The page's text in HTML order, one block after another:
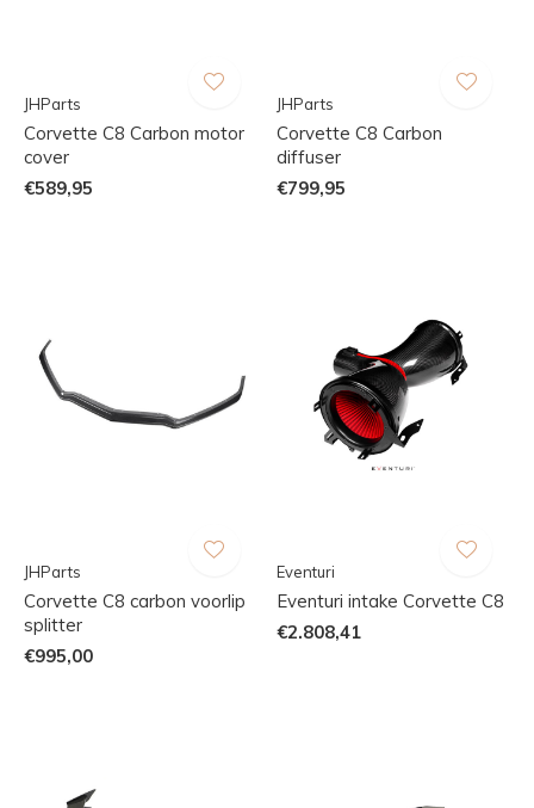
JHParts
Corvette C8 Carbon motor
cover
€589,95
JHParts
Corvette C8 Carbon
diffuser
€799,95
JHParts
Corvette C8 carbon voorlip
splitter
€995,00
Eventuri
Eventuri intake Corvette C8
€2.808,41